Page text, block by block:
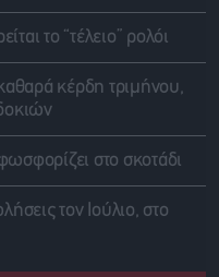
το “τέλειο” ρολόι
κέρδη τριμήνου,
στο σκοτάδι
τον Ιούλιο, στο